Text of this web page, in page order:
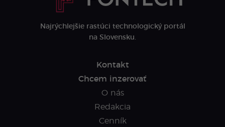
Najrýchlejšie rastúci technologický portál
na Slovensku.
Kontakt
Chcem inzerovať
O nás
Redakcia
Cenník